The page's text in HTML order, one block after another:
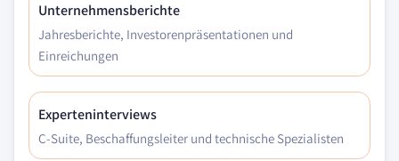
Unternehmensberichte
Jahresberichte, Investorenpräsentationen und
Einreichungen
Experteninterviews
C-Suite, Beschaffungsleiter und technische Spezialisten